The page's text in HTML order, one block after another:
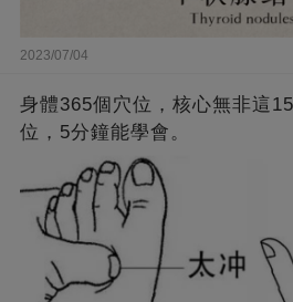
2023/07/04
身體365個穴位，核心無非這
位，5分鐘能學會。